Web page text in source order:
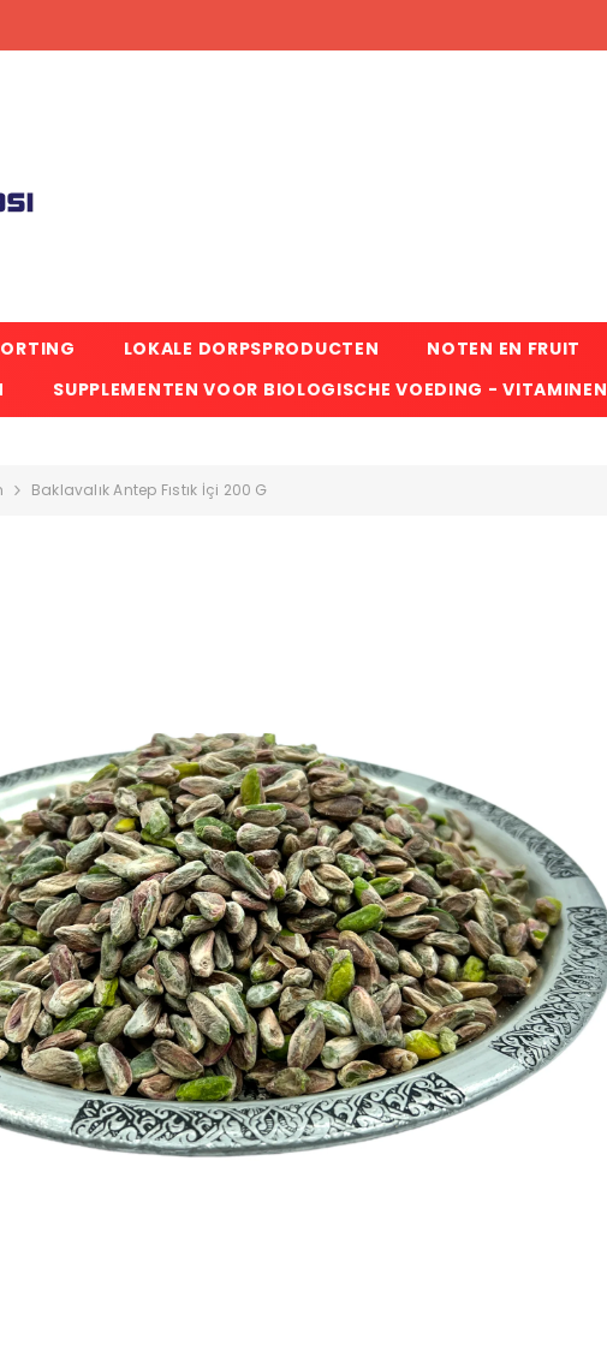
LOKALE DORPSPRODUCTEN NOTEN EN FRUIT
SUPPLEMENTEN VOOR BIOLOGISCHE VOEDING - VITAMINEN
Baklavalık Antep Fıstık İçi 200 G